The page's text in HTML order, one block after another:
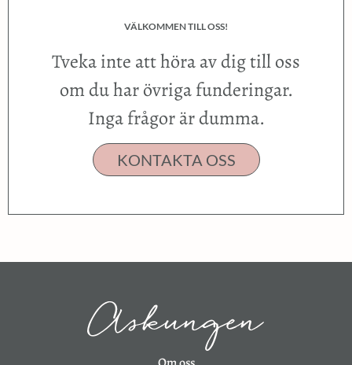
VÄLKOMMEN TILL OSS!
Tveka inte att höra av dig till oss
om du har övriga funderingar.
Inga frågor är dumma.
KONTAKTA OSS